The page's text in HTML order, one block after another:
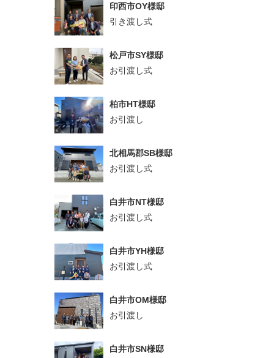
印西市OY様邸
引き渡し式
松戸市SY様邸
お引渡し式
柏市HT様邸
お引渡し
北相馬郡SB様邸
お引渡し式
白井市NT様邸
お引渡し式
白井市YH様邸
お引渡し式
白井市OM様邸
お引渡し
白井市SN様邸